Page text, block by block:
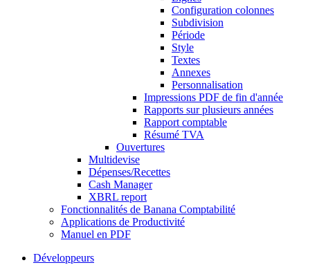
Configuration colonnes
Subdivision
Période
Style
Textes
Annexes
Personnalisation
Impressions PDF de fin d'année
Rapports sur plusieurs années
Rapport comptable
Résumé TVA
Ouvertures
Multidevise
Dépenses/Recettes
Cash Manager
XBRL report
Fonctionnalités de Banana Comptabilité
Applications de Productivité
Manuel en PDF
Développeurs